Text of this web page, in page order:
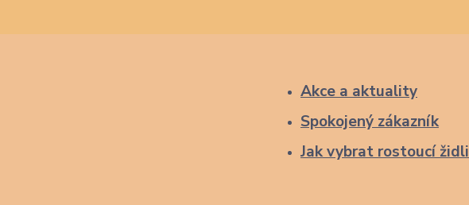
Akce a aktuality
Spokojený zákazník
Jak vybrat rostoucí židli